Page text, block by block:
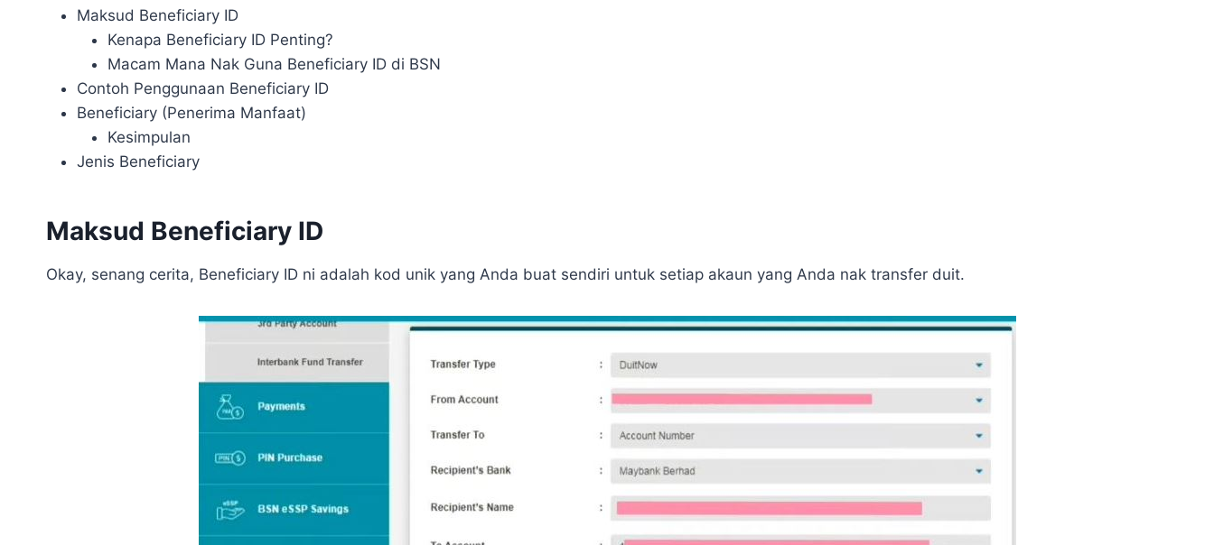
Maksud Beneficiary ID
Kenapa Beneficiary ID Penting?
Macam Mana Nak Guna Beneficiary ID di BSN
Contoh Penggunaan Beneficiary ID
Beneficiary (Penerima Manfaat)
Kesimpulan
Jenis Beneficiary
Maksud Beneficiary ID
Okay, senang cerita, Beneficiary ID ni adalah kod unik yang Anda buat sendiri untuk setiap akaun yang Anda nak transfer duit.